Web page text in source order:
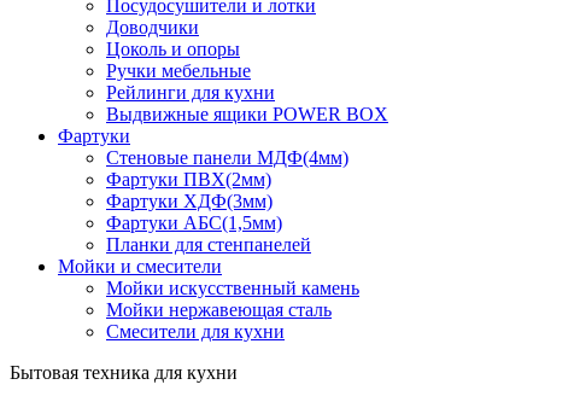
Посудосушители и лотки
Доводчики
Цоколь и опоры
Ручки мебельные
Рейлинги для кухни
Выдвижные ящики POWER BOX
Фартуки
Стеновые панели МДФ(4мм)
Фартуки ПВХ(2мм)
Фартуки ХДФ(3мм)
Фартуки АБС(1,5мм)
Планки для стенпанелей
Мойки и смесители
Мойки искусственный камень
Мойки нержавеющая сталь
Смесители для кухни
Бытовая техника для кухни